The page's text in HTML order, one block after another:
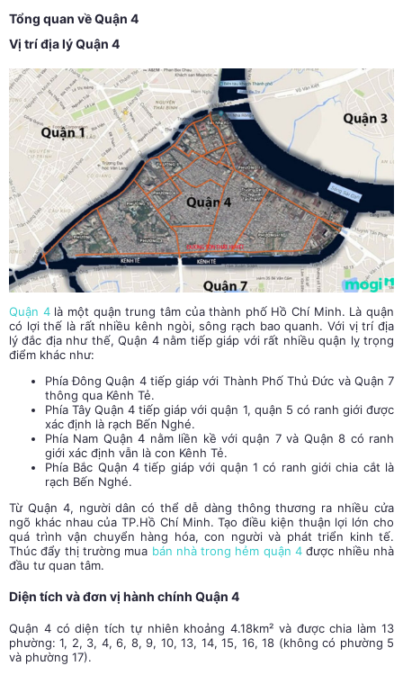
Tổng quan về Quận 4
Vị trí địa lý Quận 4
Quận 4là một quận trung tâm của thành phố Hồ Chí Minh. Là quận
có lợi thế là rất nhiều kênh ngòi, sông rạch bao quanh. Với vị trí địa
lý đắc địa như thế, Quận 4 nằm tiếp giáp với rất nhiều quận lỵ trọng
điểm khác như:
Phía Đông Quận 4 tiếp giáp với Thành Phố Thủ Đức và Quận 7
thông qua Kênh Tẻ.
Phía Tây Quận 4 tiếp giáp với quận 1, quận 5 có ranh giới được
xác định là rạch Bến Nghé.
Phía Nam Quận 4 nằm liền kề với quận 7 và Quận 8 có ranh
giới xác định vẫn là con Kênh Tẻ.
Phía Bắc Quận 4 tiếp giáp với quận 1 có ranh giới chia cắt là
rạch Bến Nghé.
Từ Quận 4, người dân có thể dễ dàng thông thương ra nhiều cửa
ngõ khác nhau của TP.Hồ Chí Minh. Tạo điều kiện thuận lợi lớn cho
quá trình vận chuyển hàng hóa, con người và phát triển kinh tế.
Thúc đẩy thị trường mua bán nhà trong hẻm quận 4 được nhiều nhà
đầu tư quan tâm.
Diện tích và đơn vị hành chính Quận 4
Quận 4 có diện tích tự nhiên khoảng 4.18km² và được chia làm 13
phường: 1, 2, 3, 4, 6, 8, 9, 10, 13, 14, 15, 16, 18 (không có phường 5
và phường 17).